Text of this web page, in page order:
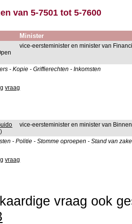
van 5-7501 tot 5-7600
Minister
vice-eersteminister en minister van
- Kopie - Griffierechten - Inkomsten
vraag
vice-eersteminister en minister van
- Politie - Stomme oproepen - Stand van
vraag
vraag ook